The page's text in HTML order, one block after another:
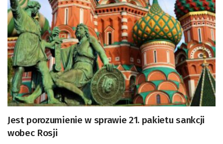
Jest porozumienie w sprawie 21. pakietu sankcji
wobec Rosji